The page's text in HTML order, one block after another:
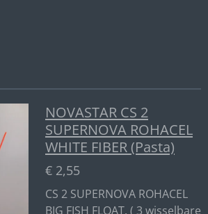
NOVASTAR CS 2
SUPERNOVA ROHACEL
WHITE FIBER (Pasta)
€ 2,55
CS 2 SUPERNOVA ROHACEL
BIG FISH FLOAT. ( 3 wisselbare